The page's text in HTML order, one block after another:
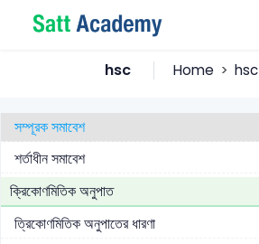
hsc Home hsc
বিন্যাসের সংখ্যা নির্ণয়ের বিভিন্ন সূত্র ও এর প্রয়োগ
সম্পূরক সমাবেশ
শর্তাধীন সমাবেশ
ক্রিকোণমিতিক অনুপাত
ত্রিকোণমিতিক অনুপাতের ধারণা